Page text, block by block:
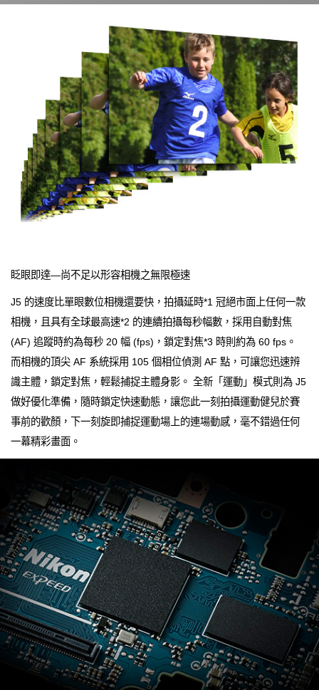
眨眼即達—尚不足以形容相機之無限極速
J5 的速度比單眼數位相機還要快，拍攝延時*1 冠絕市面上任何一款
相機，且具有全球最高速*2 的連續拍攝每秒幅數，採用自動對焦
(AF) 追蹤時約為每秒 20 幅 (fps)，鎖定對焦*3 時則約為 60 fps。
而相機的頂尖 AF 系統採用 105 個相位偵測 AF 點，可讓您迅速辨
識主體，鎖定對焦，輕鬆捕捉主體身影。 全新「運動」模式則為 J5
做好優化準備，隨時鎖定快速動態，讓您此一刻拍攝運動健兒於賽
事前的歡顏，下一刻旋即捕捉運動場上的連場動感，毫不錯過任何
一幕精彩畫面。